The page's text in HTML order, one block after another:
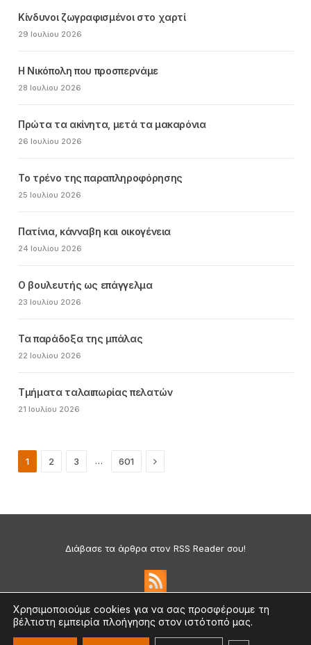
Κίνδυνοι ζωγραφισμένοι στο χαρτί
29 Ιουλίου 2026
Η Νικόπολη που προσπερνάμε
28 Ιουλίου 2026
Πρώτα τα ακίνητα, μετά τα μακαρόνια
26 Ιουλίου 2026
Το τρένο της παραπληροφόρησης
25 Ιουλίου 2026
Πατίνια, κάνναβη και οικογένεια
24 Ιουλίου 2026
Ο βουλευτής ως επάγγελμα
23 Ιουλίου 2026
Τα παράδοξα της μπάλας
22 Ιουλίου 2026
Τμήματα ταλαιπωρίας πελατών
21 Ιουλίου 2026
1 2 3 … 601 Next
Διάβασε τα άρθρα στον RSS Reader σου!
Πολιτική Απορρήτου & Cookies
©2026 medium.gr | Designed & Supported bynat.ad
Χρησιμοποιούμε cookies για να σας προσφέρουμε τη
βέλτιστη εμπειρία πλοήγησης στον ιστότοπό μας.